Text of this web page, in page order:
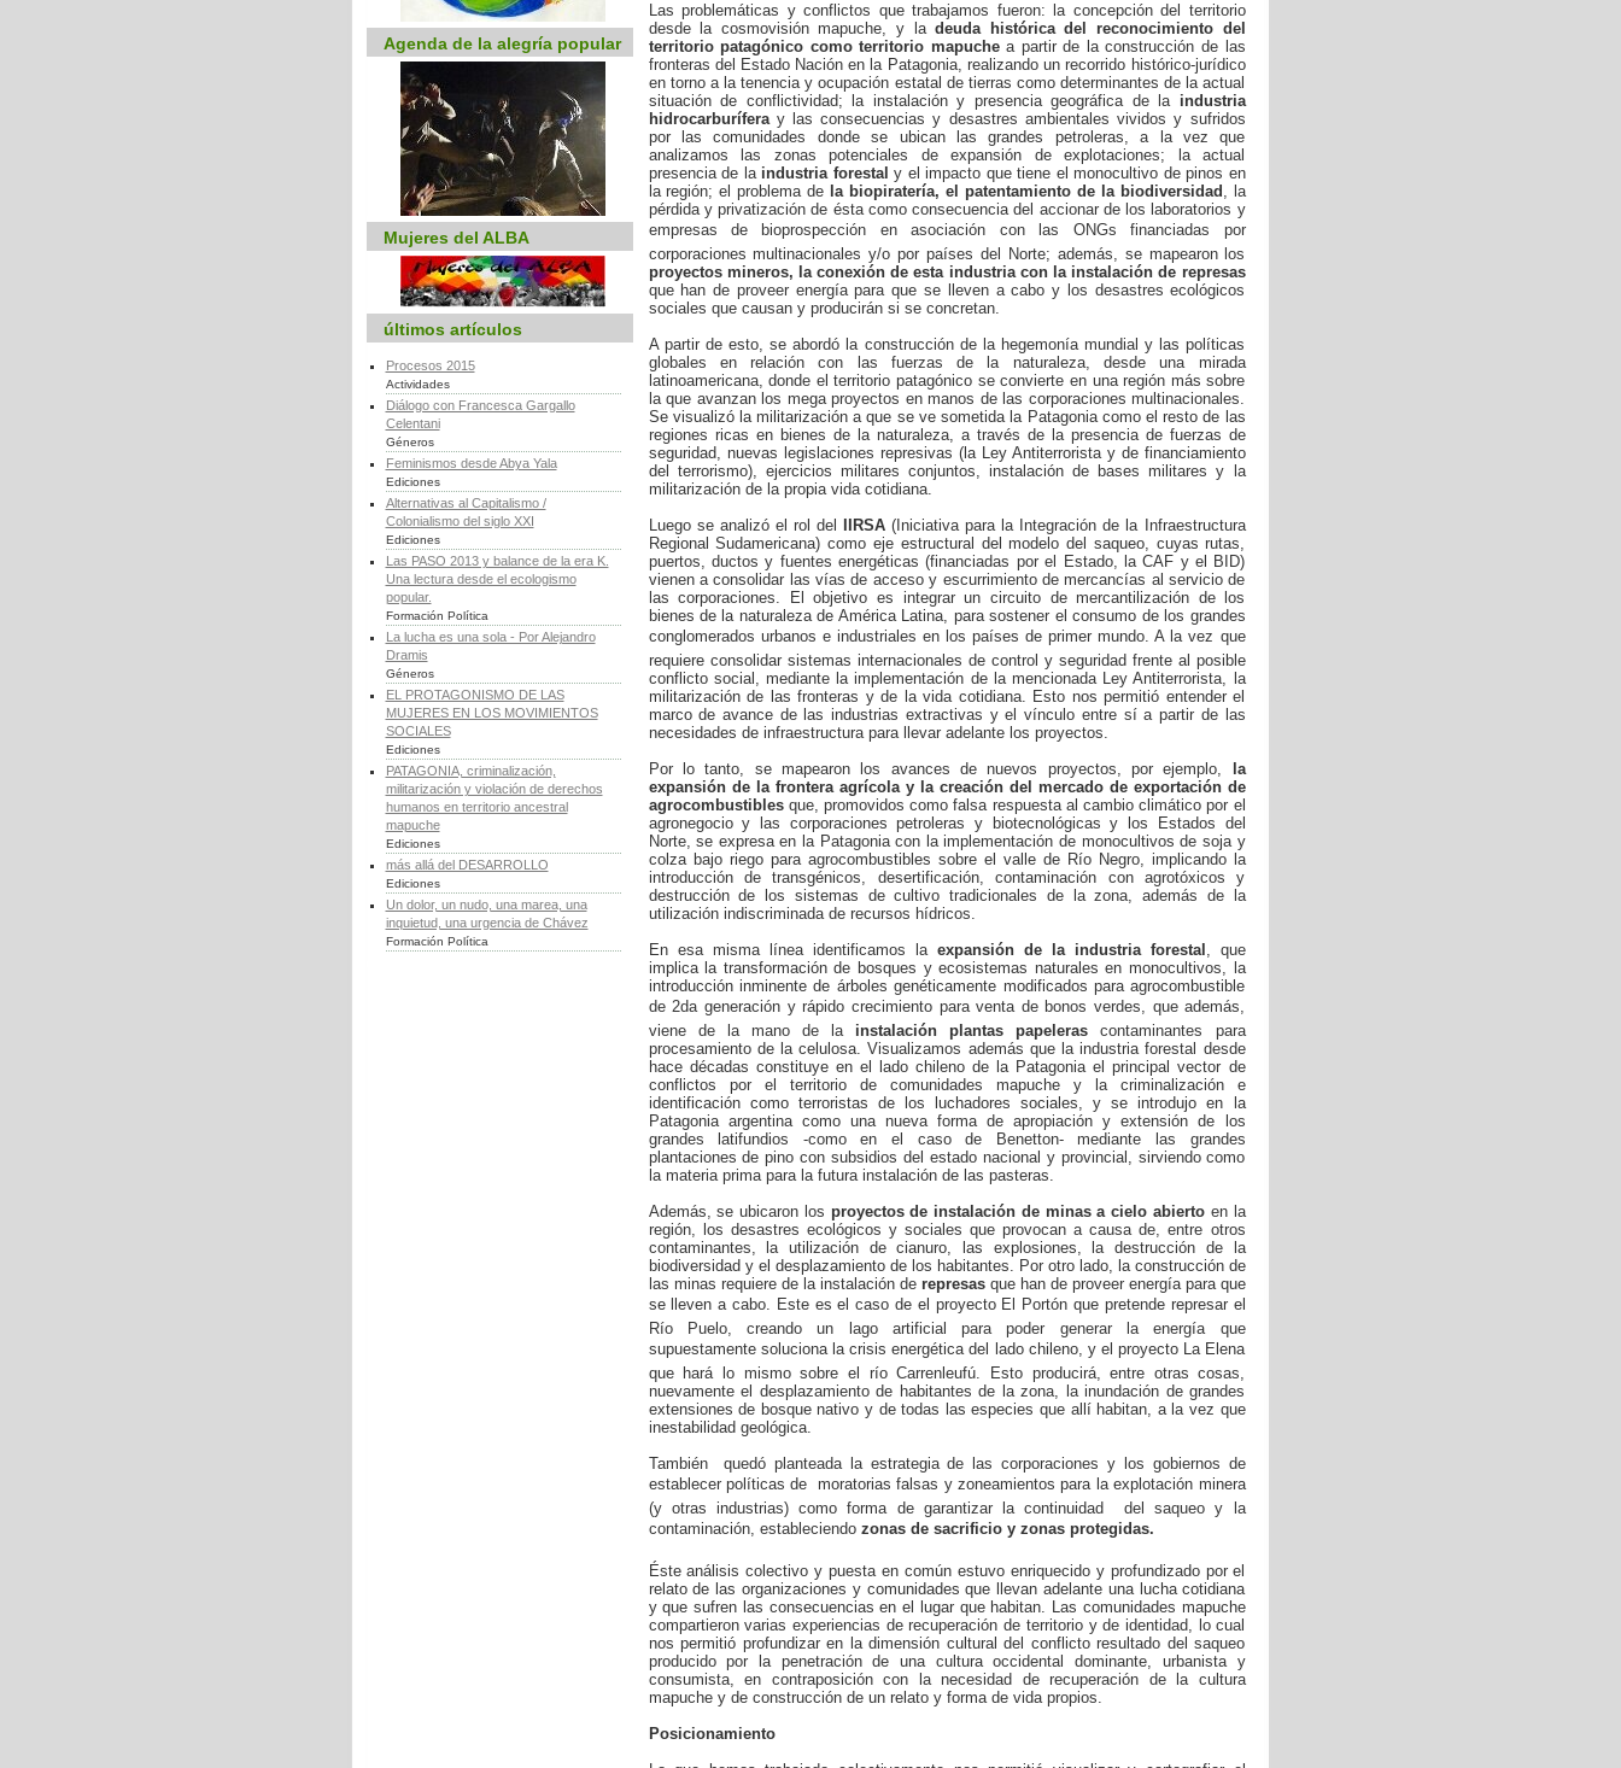
Agenda de la alegría popular
Mujeres del ALBA
últimos artículos
Procesos 2015
Actividades
Diálogo con Francesca Gargallo
Celentani
Géneros
Feminismos desde Abya Yala
Ediciones
Alternativas al Capitalismo /
Colonialismo del siglo XXI
Ediciones
Las PASO 2013 y balance de la era K.
Una lectura desde el ecologismo
popular.
Formación Política
La lucha es una sola - Por Alejandro
Dramis
Géneros
EL PROTAGONISMO DE LAS
MUJERES EN LOS MOVIMIENTOS
SOCIALES
Ediciones
PATAGONIA, criminalización,
militarización y violación de derechos
humanos en territorio ancestral
mapuche
Ediciones
más allá del DESARROLLO
Ediciones
Un dolor, un nudo, una marea, una
inquietud, una urgencia de Chávez
Formación Política
Las problemáticas y conflictos que trabajamos fueron: la concepción del territorio
desde la cosmovisión mapuche, y ladeuda histórica del reconocimiento del
territorio patagónico como territorio mapuchea partir de la construcción de las
fronteras del Estado Nación en la Patagonia, realizando un recorrido histórico-jurídico
en torno a la tenencia y ocupación estatal de tierras como determinantes de la actual
situación de conflictividad; la instalación y presencia geográfica de la industria
hidrocarburíferay las consecuencias y desastres ambientales vividos y sufridos
por las comunidades donde se ubican las grandes petroleras, a la vez que
analizamos las zonas potenciales de expansión de explotaciones; la actual
presencia de la industria forestal y el impacto que tiene el monocultivo de pinos en
la región; el problema de la biopiratería, el patentamiento de la biodiversidad , la
pérdida y privatización de ésta como consecuencia del accionar de los laboratorios y
empresas de bioprospección en asociación con las ONGs financiadas por
corporaciones multinacionales y/o por países del Norte; además, se mapearon los
proyectos mineros, la conexión de esta industria con la instalación de represas
que han de proveer energía para que se lleven a cabo y los desastres ecológicos
sociales que causan y producirán si se concretan.
A partir de esto, se abordó la construcción de la hegemonía mundial y las políticas
globales en relación con las fuerzas de la naturaleza, desde una mirada
latinoamericana, donde el territorio patagónico se convierte en una región más sobre
la que avanzan los mega proyectos en manos de las corporaciones multinacionales.
Se visualizó la militarización a que se ve sometida la Patagonia como el resto de las
regiones ricas en bienes de la naturaleza, a través de la presencia de fuerzas de
seguridad, nuevas legislaciones represivas (la Ley Antiterrorista y de financiamiento
del terrorismo), ejercicios militares conjuntos, instalación de bases militares y la
militarización de la propia vida cotidiana.
Luego se analizó el rol del
IIRSA(Iniciativa para la Integración de la Infraestructura
Regional Sudamericana) como eje estructural del modelo del saqueo, cuyas rutas,
puertos, ductos y fuentes energéticas (financiadas por el Estado, la CAF y el BID)
vienen a consolidar las vías de acceso y escurrimiento de mercancías al servicio de
las corporaciones. El objetivo es integrar un circuito de mercantilización de los
bienes de la naturaleza de América Latina, para sostener el consumo de los grandes
conglomerados urbanos e industriales en los países de primer mundo. A la vez que
requiere consolidar sistemas internacionales de control y seguridad frente al posible
conflicto social, mediante la implementación de la mencionada Ley Antiterrorista, la
militarización de las fronteras y de la vida cotidiana. Esto nos permitió entender el
marco de avance de las industrias extractivas y el vínculo entre sí a partir de las
necesidades de infraestructura para llevar adelante los proyectos.
Por lo tanto, se mapearon los avances de nuevos proyectos, por ejemplo,
la
expansión de la frontera agrícola y la creación del mercado de exportación de
agrocombustiblesque, promovidos como falsa respuesta al cambio climático por el
agronegocio y las corporaciones petroleras y biotecnológicas y los Estados del
Norte, se expresa en la Patagonia con la implementación de monocultivos de soja y
colza bajo riego para agrocombustibles sobre el valle de Río Negro, implicando la
introducción de transgénicos, desertificación, contaminación con agrotóxicos y
destrucción de los sistemas de cultivo tradicionales de la zona, además de la
utilización indiscriminada de recursos hídricos.
En esa misma línea identificamos la expansión de la industria forestal , que
implica la transformación de bosques y ecosistemas naturales en monocultivos, la
introducción inminente de árboles genéticamente modificados para agrocombustible
de 2da generación y rápido crecimiento para venta de bonos verdes, que además,
viene de la mano de la instalación plantas papeleras contaminantes para
procesamiento de la celulosa. Visualizamos además que la industria forestal desde
hace décadas constituye en el lado chileno de la Patagonia el principal vector de
conflictos por el territorio de comunidades mapuche y la criminalización e
identificación como terroristas de los luchadores sociales, y se introdujo en la
Patagonia argentina como una nueva forma de apropiación y extensión de los
grandes latifundios -como en el caso de Benetton- mediante las grandes
plantaciones de pino con subsidios del estado nacional y provincial, sirviendo como
la materia prima para la futura instalación de las pasteras.
Además, se ubicaron los proyectos de instalación de minas a cielo abiertoen la
región, los desastres ecológicos y sociales que provocan a causa de, entre otros
contaminantes, la utilización de cianuro, las explosiones, la destrucción de la
biodiversidad y el desplazamiento de los habitantes. Por otro lado, la construcción de
las minas requiere de la instalación de represasque han de proveer energía para que
se lleven a cabo. Este es el caso de el proyecto El Portón que pretende represar el
Río Puelo, creando un lago artificial para poder generar la energía que
supuestamente soluciona la crisis energética del lado chileno, y el proyecto La Elena
que hará lo mismo sobre el río Carrenleufú. Esto producirá, entre otras cosas,
nuevamente el desplazamiento de habitantes de la zona, la inundación de grandes
extensiones de bosque nativo y de todas las especies que allí habitan, a la vez que
inestabilidad geológica.
También quedó planteada la estrategia de las corporaciones y los gobiernos de
establecer políticas de moratorias falsas y zoneamientos para la explotación minera
(y otras industrias) como forma de garantizar la continuidad del saqueo y la
contaminación, estableciendo zonas de sacrificio y zonas protegidas.
Éste análisis colectivo y puesta en común estuvo enriquecido y profundizado por el
relato de las organizaciones y comunidades que llevan adelante una lucha cotidiana
y que sufren las consecuencias en el lugar que habitan. Las comunidades mapuche
compartieron varias experiencias de recuperación de territorio y de identidad, lo cual
nos permitió profundizar en la dimensión cultural del conflicto resultado del saqueo
producido por la penetración de una cultura occidental dominante, urbanista y
consumista, en contraposición con la necesidad de recuperación de la cultura
mapuche y de construcción de un relato y forma de vida propios.
Posicionamiento